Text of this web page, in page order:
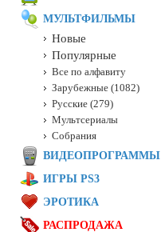
МУЛЬТФИЛЬМЫ
Новые
Популярные
Все по алфавиту
Зарубежные (1082)
Русские (279)
Мультсериалы
Собрания
ВИДЕОПРОГРАММЫ
ИГРЫ PS3
ЭРОТИКА
РАСПРОДАЖА